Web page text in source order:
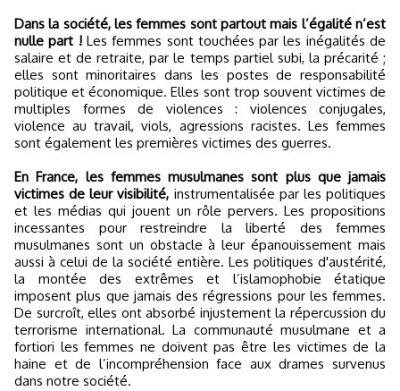
Dans la société, les femmes sont partout mais l’égalité n’est
nulle part ! Les femmes sont touchées par les inégalités de
salaire et de retraite, par le temps partiel subi, la précarité ;
elles sont minoritaires dans les postes de responsabilité
politique et économique. Elles sont trop souvent victimes de
multiples formes de violences : violences conjugales,
violence au travail, viols, agressions racistes. Les femmes
sont également les premières victimes des guerres.
En France, les femmes musulmanes sont plus que jamais
victimes de leur visibilité, instrumentalisée par les politiques
et les médias qui jouent un rôle pervers. Les propositions
incessantes pour restreindre la liberté des femmes
musulmanes sont un obstacle à leur épanouissement mais
aussi à celui de la société entière. Les politiques d'austérité,
la montée des extrêmes et l’islamophobie étatique
imposent plus que jamais des régressions pour les femmes.
De surcroît, elles ont absorbé injustement la répercussion du
terrorisme international. La communauté musulmane et a
fortiori les femmes ne doivent pas être les victimes de la
haine et de l’incompréhension face aux drames survenus
dans notre société.